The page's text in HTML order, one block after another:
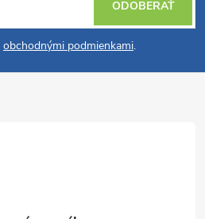
obchodnými podmienkami.
ODOBERAŤ